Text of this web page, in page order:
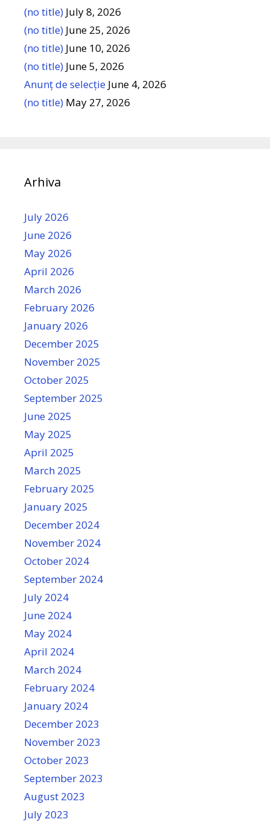
(no title) July 8, 2026
(no title) June 25, 2026
(no title) June 10, 2026
(no title) June 5, 2026
Anunț de selecție June 4, 2026
(no title) May 27, 2026
Arhiva
July 2026
June 2026
May 2026
April 2026
March 2026
February 2026
January 2026
December 2025
November 2025
October 2025
September 2025
June 2025
May 2025
April 2025
March 2025
February 2025
January 2025
December 2024
November 2024
October 2024
September 2024
July 2024
June 2024
May 2024
April 2024
March 2024
February 2024
January 2024
December 2023
November 2023
October 2023
September 2023
August 2023
July 2023